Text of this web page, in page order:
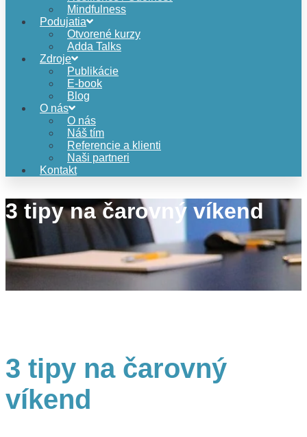
Mindfulness
Podujatia
Otvorené kurzy
Adda Talks
Zdroje
Publikácie
E-book
Blog
O nás
O nás
Náš tím
Referencie a klienti
Naši partneri
Kontakt
3 tipy na čarovný víkend
3 tipy na čarovný
víkend